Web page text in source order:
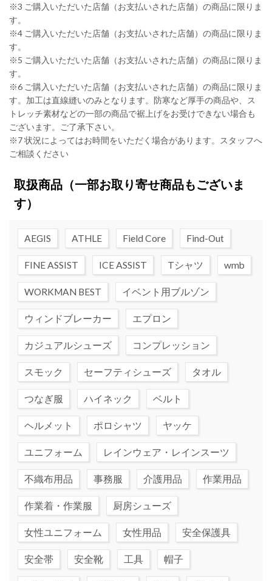
※3 ご購入いただいた店舗（お支払いされた店舗）の商品に限りま
す。
※4 ご購入いただいた店舗（お支払いされた店舗）の商品に限りま
す。
※5 ご購入いただいた店舗（お支払いされた店舗）の商品に限りま
す。
※6 ご購入いただいた店舗（お支払いされた店舗）の商品に限りま
す。加工は直線縫いのみとなります。防寒など厚手の商品や、ス
トレッチ素材などの一部の商品で裾上げをお受けできない場合も
ございます。ご了承下さい。
※7 状況によってはお時間をいただく場合があります。スタッフへ
ご相談ください
取扱商品（一部お取り寄せ商品もございま
す）
AEGIS ATHLE Field Core Find-Out
FINE ASSIST ICE ASSIST Tシャツ wmb
WORKMAN BEST イベント用ブルゾン
ウィンドブレーカー エプロン
カジュアルシューズ コンプレッション
スモック セーフティシューズ タオル
つなぎ服 ハイネック ベルト
ヘルメット ポロシャツ ヤッケ
ユニフォーム レインウェア・レインスーツ
不織布用品 事務服 介護用品 作業用品
作業着・作業服 厨房シューズ
女性ユニフォーム 女性用品 安全保護具
安全帯 安全靴 工具 帽子